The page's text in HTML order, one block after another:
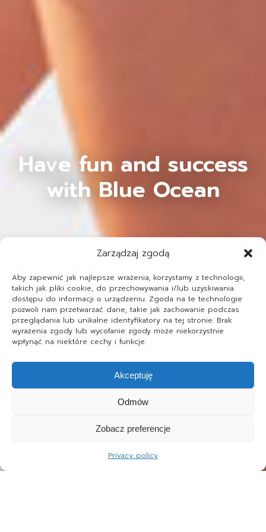
Zarządzaj zgodą
Aby zapewnić jak najlepsze wrażenia, korzystamy z technologii,
takich jak pliki cookie, do przechowywania i/lub uzyskiwania
dostępu do informacji o urządzeniu. Zgoda na te technologie
pozwoli nam przetwarzać dane, takie jak zachowanie podczas
przeglądania lub unikalne identyfikatory na tej stronie. Brak
wyrażenia zgody lub wycofanie zgody może niekorzystnie
wpłynąć na niektóre cechy i funkcje.
Akceptuję
Odmów
Zobacz preferencje
Privacy policy
Have fun and success
with Blue Ocean